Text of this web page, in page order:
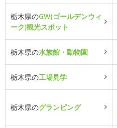
栃木県のGW(ゴールデンウィ
ーク)観光スポット
栃木県の水族館・動物園
栃木県の工場見学
栃木県のグランピング